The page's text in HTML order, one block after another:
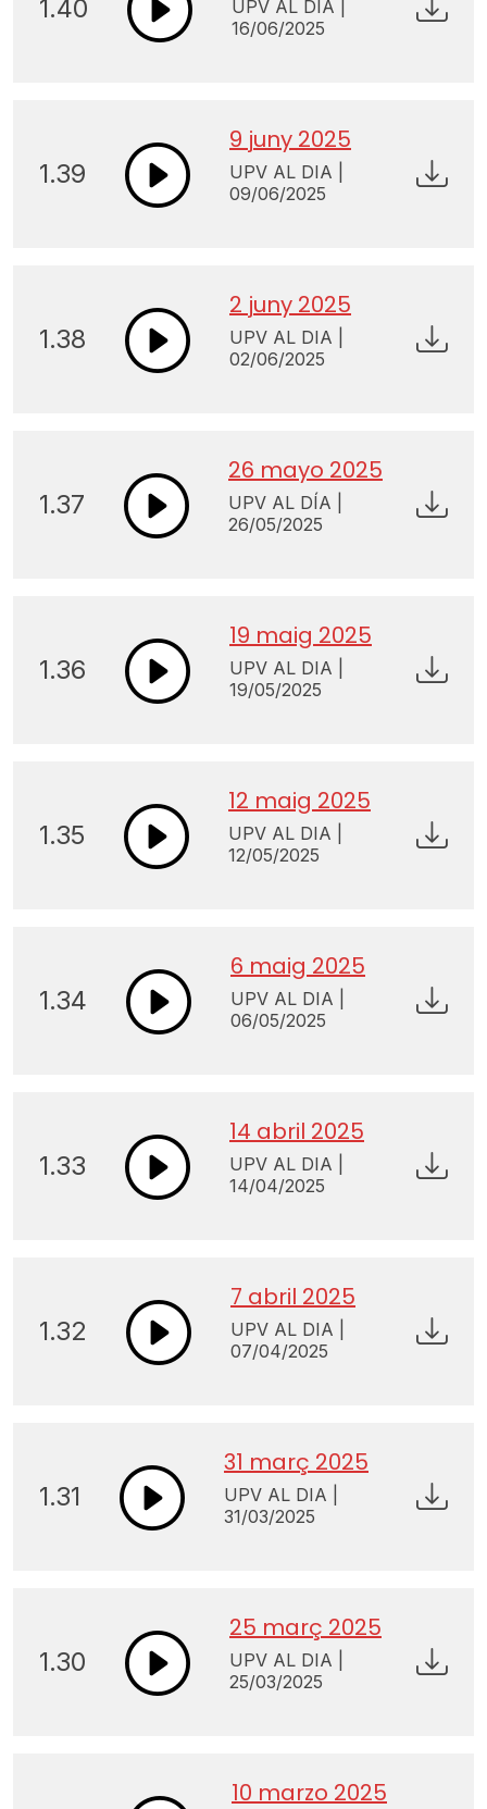
1.40
UPV AL DIA |
16/06/2025
1.39
9 juny 2025
UPV AL DIA |
09/06/2025
1.38
2 juny 2025
UPV AL DIA |
02/06/2025
1.37
26 mayo 2025
UPV AL DÍA |
26/05/2025
1.36
19 maig 2025
UPV AL DIA |
19/05/2025
1.35
12 maig 2025
UPV AL DIA |
12/05/2025
1.34
6 maig 2025
UPV AL DIA |
06/05/2025
1.33
14 abril 2025
UPV AL DIA |
14/04/2025
1.32
7 abril 2025
UPV AL DIA |
07/04/2025
1.31
31 març 2025
UPV AL DIA |
31/03/2025
1.30
25 març 2025
UPV AL DIA |
25/03/2025
10 marzo 2025